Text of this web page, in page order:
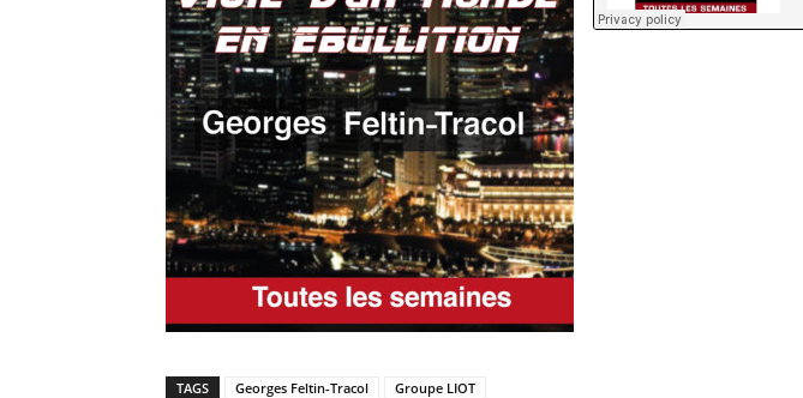
TAGS Georges Feltin-Tracol Groupe LIOT